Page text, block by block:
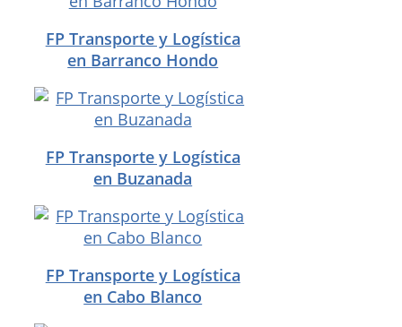
FP Transporte y Logística
en Barranco Hondo
FP Transporte y Logística
en Buzanada
FP Transporte y Logística
en Cabo Blanco